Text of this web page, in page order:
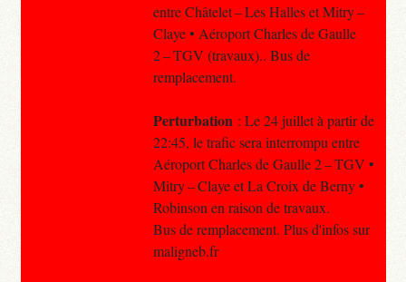
entre Châtelet – Les Halles et Mitry –
Claye • Aéroport Charles de Gaulle
2 – TGV (travaux).. Bus de
remplacement.
Perturbation : Le 24 juillet à partir de
22:45, le trafic sera interrompu entre
Aéroport Charles de Gaulle 2 – TGV •
Mitry – Claye et La Croix de Berny •
Robinson en raison de travaux.
Bus de remplacement. Plus d'infos sur
maligneb.fr